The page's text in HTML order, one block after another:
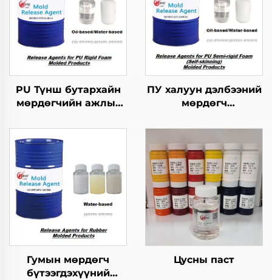
PU Түнш бутархайн
мөрдөгчийн ажлыг
ПУ халуун дэлбээний
мөрдөгч
хэрэгсэл
Гумын мөрдөгч
бүтээгдэхүүний
Цусны паст